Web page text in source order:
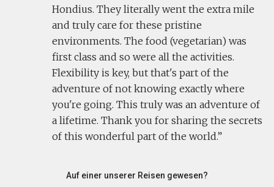
Hondius. They literally went the extra mile
and truly care for these pristine
environments. The food (vegetarian) was
first class and so were all the activities.
Flexibility is key, but that's part of the
adventure of not knowing exactly where
you're going. This truly was an adventure of
a lifetime. Thank you for sharing the secrets
of this wonderful part of the world.
Auf einer unserer Reisen gewesen?